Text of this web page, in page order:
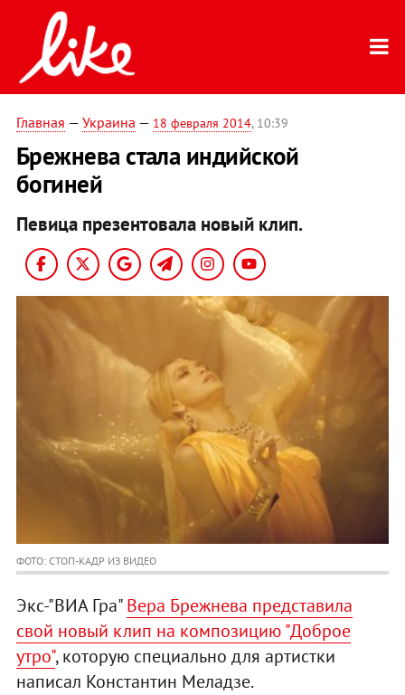
Главная — Украина — 18 февраля 2014, 10:39
Брежнева стала индийской
богиней
Певица презентовала новый клип.
ФОТО: СТОП-КАДР ИЗ ВИДЕО
Экс-"ВИА Гра"Вера Брежнева представила
свой новый клип на композицию "Доброе
утро", которую специально для артистки
написал Константин Меладзе.